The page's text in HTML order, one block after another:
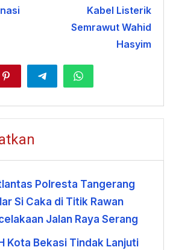
Kabel Listerik
Semrawut Wahid
Hasyim
Polresta Tangerang
Si Caka di Titik Rawan
Jalan Raya Serang
Kota Bekasi Tindak Lanjuti